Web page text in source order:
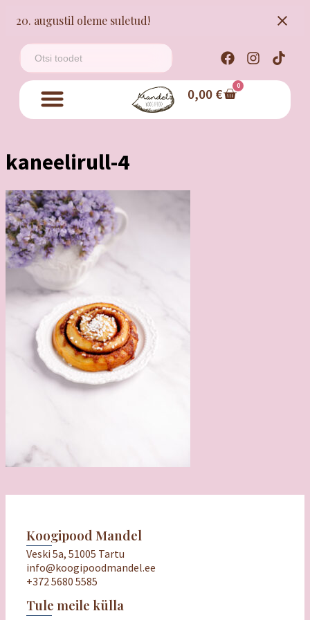
20. augustil oleme suletud!
0,00 € 0
kaneelirull-4
Koogipood Mandel
Veski 5a, 51005 Tartu
info@koogipoodmandel.ee
+372 5680 5585
Tule meile külla